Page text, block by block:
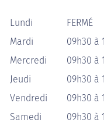
Lundi
FERMÉ
Mardi
09h30 à
Mercredi
09h30 à
Jeudi
09h30 à
Vendredi
09h30 à
Samedi
09h30 à